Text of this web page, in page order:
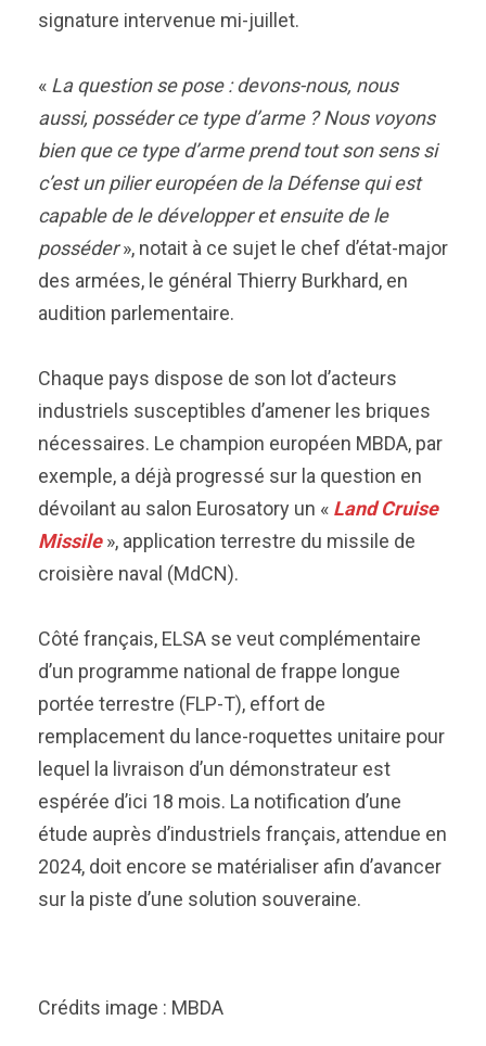
signature intervenue mi-juillet.
« La question se pose : devons-nous, nous
aussi, posséder ce type d’arme ? Nous voyons
bien que ce type d’arme prend tout son sens si
c’est un pilier européen de la Défense qui est
capable de le développer et ensuite de le
posséder», notait à ce sujet le chef d’état-major
des armées, le général Thierry Burkhard, en
audition parlementaire.
Chaque pays dispose de son lot d’acteurs
industriels susceptibles d’amener les briques
nécessaires. Le champion européen MBDA, par
exemple, a déjà progressé sur la question en
dévoilant au salon Eurosatory un « Land Cruise
Missile», application terrestre du missile de
croisière naval (MdCN).
Côté français, ELSA se veut complémentaire
d’un programme national de frappe longue
portée terrestre (FLP-T), effort de
remplacement du lance-roquettes unitaire pour
lequel la livraison d’un démonstrateur est
espérée d’ici 18 mois. La notification d’une
étude auprès d’industriels français, attendue en
2024, doit encore se matérialiser afin d’avancer
sur la piste d’une solution souveraine.
Crédits image : MBDA